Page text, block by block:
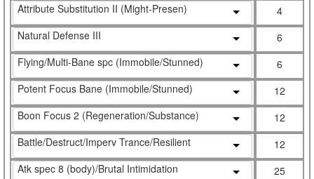
Attribute Substitution II (Might-Presen)
4
Natural Defense III
6
Flying/Multi-Bane spc (Immobile/Stunned)
6
Potent Focus Bane (Immobile/Stunned)
12
Boon Focus 2 (Regeneration/Substance)
12
Battle/Destruct/Imperv Trance/Resilient
12
Atk spec 8 (body)/Brutal Intimidation
25